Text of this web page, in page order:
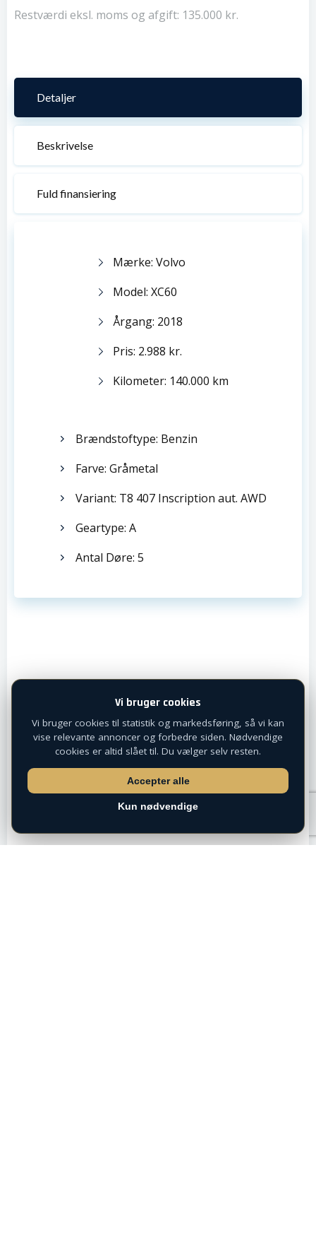
Restværdi eksl. moms og afgift: 135.000 kr.
Detaljer
Beskrivelse
Fuld finansiering
Mærke: Volvo
Model: XC60
Årgang: 2018
Pris: 2.988 kr.
Kilometer: 140.000 km
Brændstoftype: Benzin
Farve: Gråmetal
Variant: T8 407 Inscription aut. AWD
Geartype: A
Antal Døre: 5
Vi bruger cookies
Vi bruger cookies til statistik og markedsføring, så vi kan
vise relevante annoncer og forbedre siden. Nødvendige
cookies er altid slået til. Du vælger selv resten.
Accepter alle
Kun nødvendige